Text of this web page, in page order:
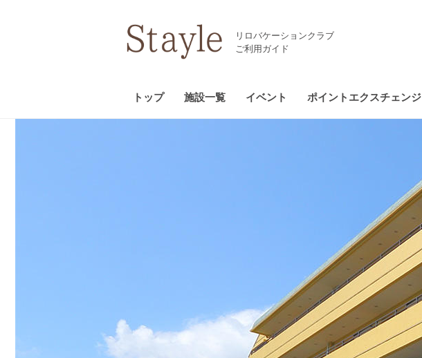
リロバケーションクラブ
ご利用ガイド
トップ 施設一覧 イベント ポイントエクスチェンジ